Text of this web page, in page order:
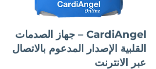
CardiAngel – جهاز الصدمات
القلبية الإصدار المدعوم بالاتصال
عبر الانترنت